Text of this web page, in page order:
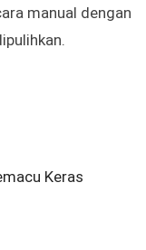
manual dengan
Keras